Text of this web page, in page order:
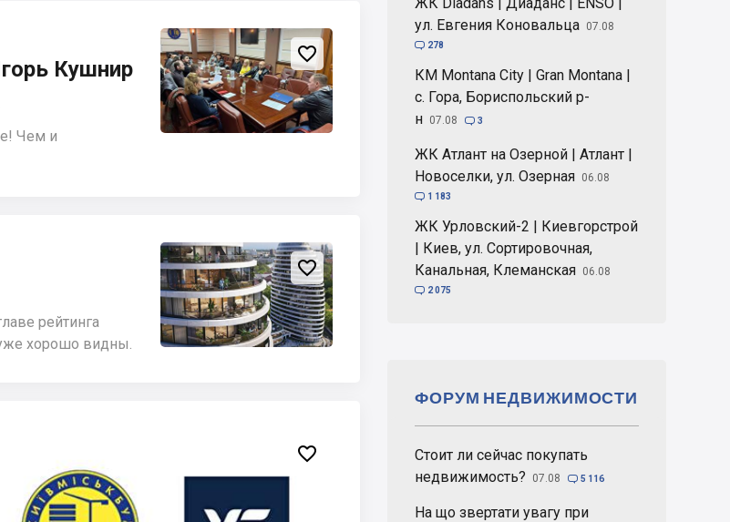
Кушнир
Чем и

рейтинга
хорошо видны.


ул. Евгения Коновальца 07.08
 278
КМ Montana City | Gran Montana |
с. Гора, Бориспольский р-
н 07.08  3
ЖК Атлант на Озерной | Атлант |
Новоселки, ул. Озерная 06.08
 1 183
ЖК Урловский-2 | Киевгорстрой
| Киев, ул. Сортировочная,
Канальная, Клеманская 06.08
 2 075
Стоит ли сейчас покупать
недвижимость?
07.08  5 116
На що звертати увагу при
ФОРУМ НЕДВИЖИМОСТИ